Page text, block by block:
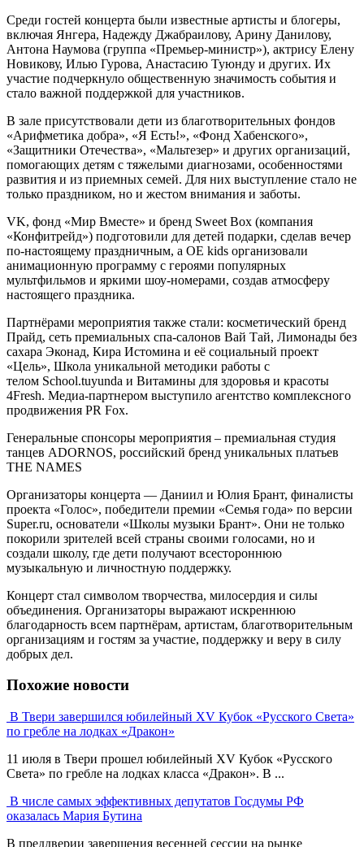
Среди гостей концерта были известные артисты и блогеры,
включая Янгера, Надежду Джабраилову, Арину Данилову,
Антона Наумова (группа «Премьер-министр»), актрису Елену
Новикову, Илью Гурова, Анастасию Туюнду и других. Их
участие подчеркнуло общественную значимость события и
стало важной поддержкой для участников.
В зале присутствовали дети из благотворительных фондов
«Арифметика добра», «Я Есть!», «Фонд Хабенского»,
«Защитники Отечества», «Мальтезер» и других организаций,
помогающих детям с тяжелыми диагнозами, особенностями
развития и из приемных семей. Для них выступление стало не
только праздником, но и жестом внимания и заботы.
VK, фонд «Мир Вместе» и бренд Sweet Box (компания
«Конфитрейд») подготовили для детей подарки, сделав вечер
по-настоящему праздничным, а OE kids организовали
анимационную программу с героями популярных
мультфильмов и яркими шоу-номерами, создав атмосферу
настоящего праздника.
Партнёрами мероприятия также стали: косметический бренд
Прайд, сеть премиальных спа-салонов Вай Тай, Лимонады без
сахара Эконад, Кира Истомина и её социальный проект
«Цель», Школа уникальной методики работы с
телом School.tuyunda и Витамины для здоровья и красоты
4Fresh. Медиа-партнером выступило агентство комплексного
продвижения PR Fox.
Генеральные спонсоры мероприятия – премиальная студия
танцев ADORNOS, российский бренд уникальных платьев
THE NAMES
Организаторы концерта — Даниил и Юлия Брант, финалисты
проекта «Голос», победители премии «Семья года» по версии
Super.ru, основатели «Школы музыки Брант». Они не только
покорили зрителей всей страны своими голосами, но и
создали школу, где дети получают всестороннюю
музыкальную и личностную поддержку.
Концерт стал символом творчества, милосердия и силы
объединения. Организаторы выражают искреннюю
благодарность всем партнёрам, артистам, благотворительным
организациям и гостям за участие, поддержку и веру в силу
добрых дел.
Похожие новости
В Твери завершился юбилейный XV Кубок «Русского Света»
по гребле на лодках «Дракон»
11 июля в Твери прошел юбилейный XV Кубок «Русского
Света» по гребле на лодках класса «Дракон». В ...
В числе самых эффективных депутатов Госдумы РФ
оказалась Мария Бутина
В преддверии завершения весенней сессии на рынке